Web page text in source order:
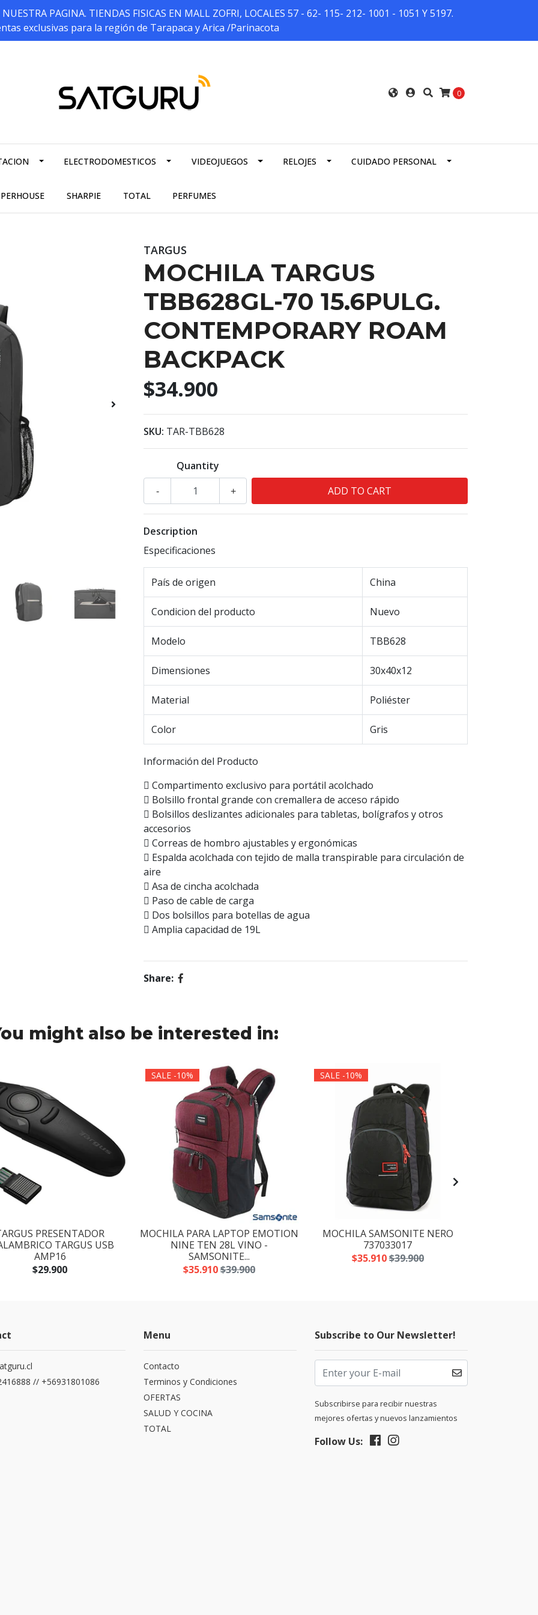
PAGINA. TIENDAS FISICAS EN MALL ZOFRI, LOCALES 57 - 62- 115- 212- 1001 - 1051 Y 5197.
exclusivas para la región de Tarapaca y Arica /Parinacota
0
ELECTRODOMESTICOS VIDEOJUEGOS RELOJES CUIDADO PERSONAL
SHARPIE TOTAL PERFUMES
TARGUS
MOCHILA TARGUS
TBB628GL-70 15.6PULG.
CONTEMPORARY ROAM
BACKPACK
$34.900
SKU: TAR-TBB628
Quantity
+
-
Description
Especificaciones
País de origen China
Condicion del producto Nuevo
Modelo TBB628
Dimensiones 30x40x12
Material Poliéster
Color Gris
Información del Producto
 Compartimento exclusivo para portátil acolchado
 Bolsillo frontal grande con cremallera de acceso rápido
 Bolsillos deslizantes adicionales para tabletas, bolígrafos y otros
accesorios
 Correas de hombro ajustables y ergonómicas
 Espalda acolchada con tejido de malla transpirable para circulación de
aire
 Asa de cincha acolchada
 Paso de cable de carga
 Dos bolsillos para botellas de agua
 Amplia capacidad de 19L
Share:
might also be interested in:
PRESENTADOR
TARGUS USB
AMP16
$29.900
SALE -10%
MOCHILA PARA LAPTOP EMOTION
NINE TEN 28L VINO -
SAMSONITE...
$35.910$39.900
SALE -10%
MOCHILA SAMSONITE NERO
737033017
$35.910$39.900
// +56931801086
Menu
Contacto
Terminos y Condiciones
OFERTAS
SALUD Y COCINA
TOTAL
Subscribe to Our Newsletter!
Subscribirse para recibir nuestras
mejores ofertas y nuevos lanzamientos
Follow Us: